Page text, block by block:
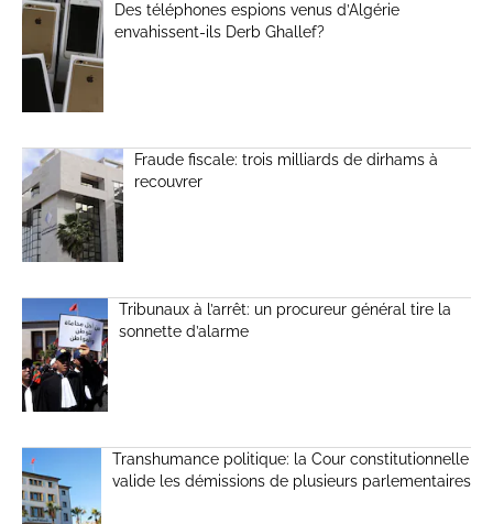
Des téléphones espions venus d’Algérie
envahissent-ils Derb Ghallef?
Fraude fiscale: trois milliards de dirhams à
recouvrer
Tribunaux à l’arrêt: un procureur général tire la
sonnette d’alarme
Transhumance politique: la Cour constitutionnelle
valide les démissions de plusieurs parlementaires